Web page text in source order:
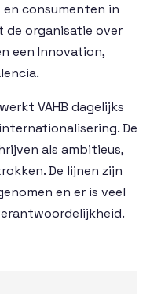
consumenten in
de organisatie over
een Innovation,
VAHB dagelijks
De
als ambitieus,
De lijnen zijn
en er is veel